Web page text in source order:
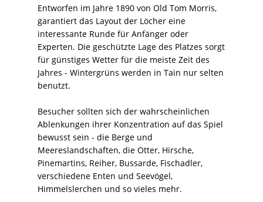
Entworfen im Jahre 1890 von Old Tom Morris,
garantiert das Layout der Löcher eine
interessante Runde für Anfänger oder
Experten. Die geschützte Lage des Platzes sorgt
für günstiges Wetter für die meiste Zeit des
Jahres - Wintergrüns werden in Tain nur selten
benutzt.
Besucher sollten sich der wahrscheinlichen
Ablenkungen ihrer Konzentration auf das Spiel
bewusst sein - die Berge und
Meereslandschaften, die Otter, Hirsche,
Pinemartins, Reiher, Bussarde, Fischadler,
verschiedene Enten und Seevögel,
Himmelslerchen und so vieles mehr.